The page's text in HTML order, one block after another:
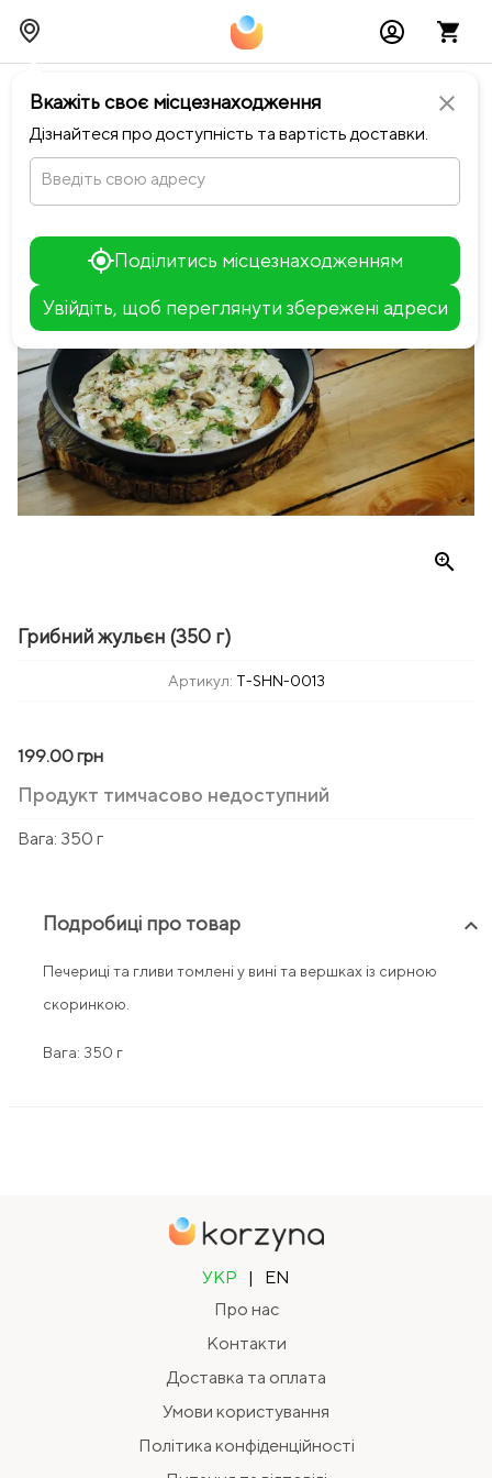
close
Вкажіть своє місцезнаходження
Дізнайтеся про доступність та вартість доставки.
Введіть свою адресу
Поділитись місцезнаходженням
Увійдіть, щоб переглянути збережені адреси
+
−
chevron_leftПовернутися до Шинок
zoom_in
Грибний жульєн (350 г)
Артикул: T-SHN-0013
199.00 грн
Продукт тимчасово недоступний
Вага: 350 г
Подробиці про товар keyboard_arrow_up
Печериці та гливи томлені у вині та вершках із сирною
скоринкою.
Вага: 350 г
УКР |
EN
Про нас
Контакти
Доставка та оплата
Умови користування
Політика конфіденційності